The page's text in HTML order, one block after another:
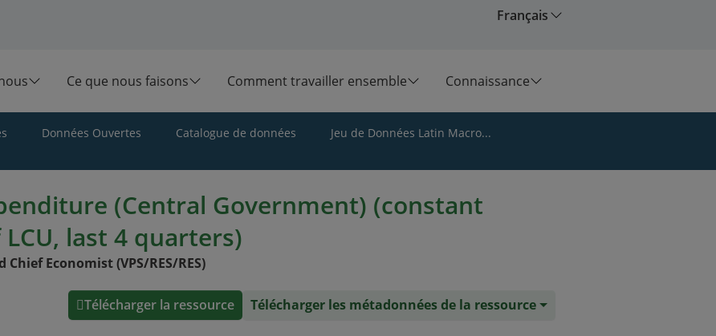
Français
Ce que nous faisons Comment travailler ensemble Connaissance
Données Ouvertes Catalogue de données
Jeu de Données Latin Macro...
(Central Government) (constant
last 4 quarters)
Economist (VPS/RES/RES)
Télécharger la ressource Télécharger les métadonnées de la ressource